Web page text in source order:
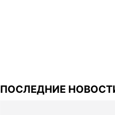
ПОСЛЕДНИЕ